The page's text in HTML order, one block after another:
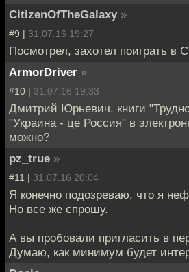
CitizenOfTheGalaxy »
#9 | 31.07.16 19:27
Посмотрел, захотел поиграть в
ArmorDriver »
#10 | 31.07.16 19:33
Дмитрий Юрьевич, книги
"Украина - це Россия" в
можно?
pz_true »
#11 | 31.07.16 20:04
Я конечно подозреваю, что я
Но все же спрошу.
А вы пробовали пригласить в
Думаю, как минимум будет